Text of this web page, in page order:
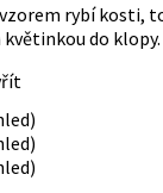
rybí kosti,
květinkou do klopy.